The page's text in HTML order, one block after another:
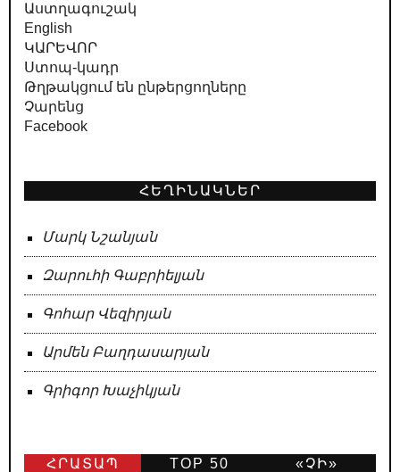
Աստղագուշակ
English
ԿԱՐԵՎՈՐ
Ստոպ-կադր
Թղթակցում են ընթերցողները
Չարենց
Facebook
ՀԵՂԻՆԱԿՆԵՐ
Մարկ Նշանյան
Զարուհի Գաբրիելյան
Գոհար Վեզիրյան
Արմեն Բաղդասարյան
Գրիգոր Խաչիկյան
ՀՐԱՏԱՊ TOP 50
«ՉԻ»